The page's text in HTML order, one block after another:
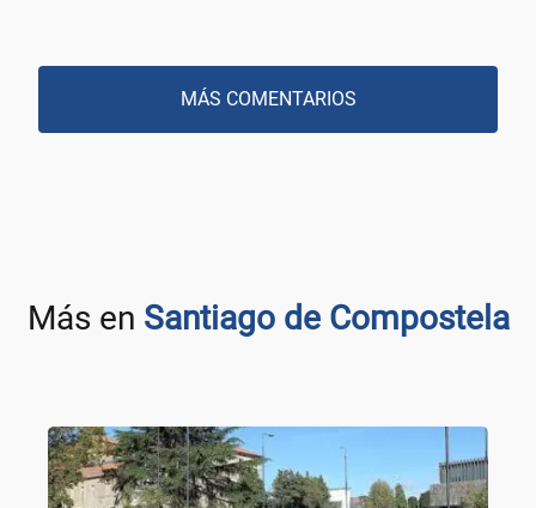
MÁS COMENTARIOS
Más en Santiago de Compostela